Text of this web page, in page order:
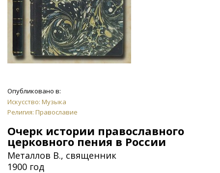
Опубликовано в:
Искусство: Музыка
Религия: Православие
Очерк истории православного
церковного пения в России
Металлов В., священник
1900 год